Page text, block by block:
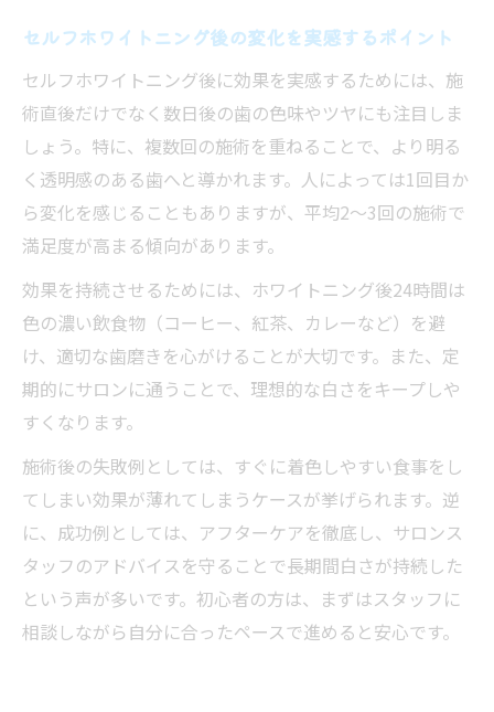
セルフホワイトニング後の変化を実感するポイント
セルフホワイトニング後に効果を実感するためには、施
術直後だけでなく数日後の歯の色味やツヤにも注目しま
しょう。特に、複数回の施術を重ねることで、より明る
く透明感のある歯へと導かれます。人によっては1回目か
ら変化を感じることもありますが、平均2〜3回の施術で
満足度が高まる傾向があります。
効果を持続させるためには、ホワイトニング後24時間は
色の濃い飲食物（コーヒー、紅茶、カレーなど）を避
け、適切な歯磨きを心がけることが大切です。また、定
期的にサロンに通うことで、理想的な白さをキープしや
すくなります。
施術後の失敗例としては、すぐに着色しやすい食事をし
てしまい効果が薄れてしまうケースが挙げられます。逆
に、成功例としては、アフターケアを徹底し、サロンス
タッフのアドバイスを守ることで長期間白さが持続した
という声が多いです。初心者の方は、まずはスタッフに
相談しながら自分に合ったペースで進めると安心です。